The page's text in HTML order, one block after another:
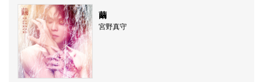
繭
宮野真守